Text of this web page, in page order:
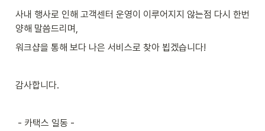
사내 행사로 인해 고객센터 운영이 이루어지지 않는점 다시 한번
양해 말씀드리며,
워크샵을 통해 보다 나은 서비스로 찾아 뵙겠습니다!
감사합니다.
- 카택스 일동 -